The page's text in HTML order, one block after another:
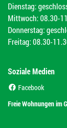
Dienstag:
Mittwoch: 08.30-
Donnerstag:
Freitag: 08.30-
Soziale Medien
Facebook
Freie Wohnungen im